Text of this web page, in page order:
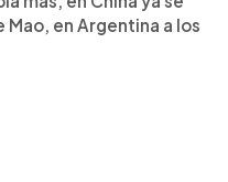
en Argentina a los